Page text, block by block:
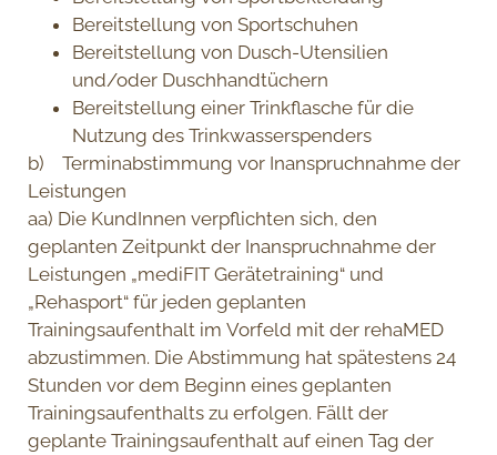
Bereitstellung von Sportschuhen
Bereitstellung von Dusch-Utensilien
und/oder Duschhandtüchern
Bereitstellung einer Trinkflasche für die
Nutzung des Trinkwasserspenders
b) Terminabstimmung vor Inanspruchnahme der
Leistungen
aa) Die KundInnen verpflichten sich, den
geplanten Zeitpunkt der Inanspruchnahme der
Leistungen „mediFIT Gerätetraining“ und
„Rehasport“ für jeden geplanten
Trainingsaufenthalt im Vorfeld mit der rehaMED
abzustimmen. Die Abstimmung hat spätestens 24
Stunden vor dem Beginn eines geplanten
Trainingsaufenthalts zu erfolgen. Fällt der
geplante Trainingsaufenthalt auf einen Tag der